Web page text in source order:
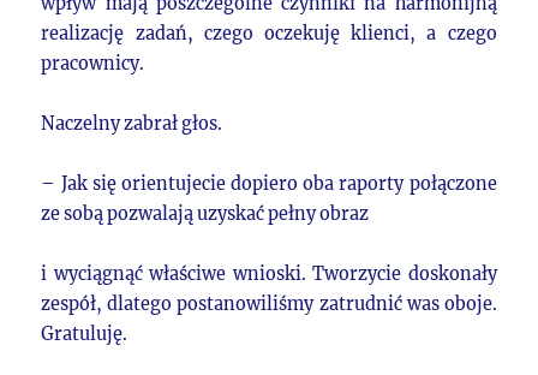
realizację zadań, czego oczekuję klienci, a czego
pracownicy.
Naczelny zabrał głos.
– Jak się orientujecie dopiero oba raporty połączone
ze sobą pozwalają uzyskać pełny obraz
i wyciągnąć właściwe wnioski. Tworzycie doskonały
zespół, dlatego postanowiliśmy zatrudnić was oboje.
Gratuluję.